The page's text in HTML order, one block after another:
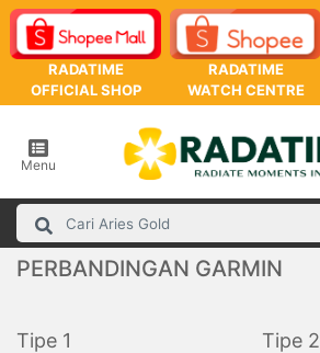
RADATIME
OFFICIAL SHOP
RADATIME
WATCH CENTRE
Menu
PERBANDINGAN GARMIN
Tipe 1 Tipe 2